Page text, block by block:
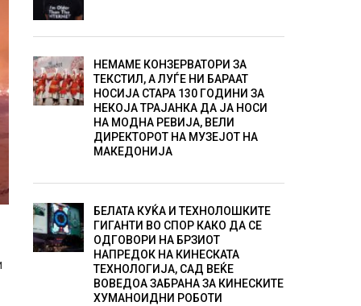
НЕМАМЕ КОНЗЕРВАТОРИ ЗА
ТЕКСТИЛ, А ЛУЃЕ НИ БАРААТ
НОСИЈА СТАРА 130 ГОДИНИ ЗА
НЕКОЈА ТРАЈАНКА ДА ЈА НОСИ
НА МОДНА РЕВИЈА, ВЕЛИ
ДИРЕКТОРОТ НА МУЗЕЈОТ НА
МАКЕДОНИЈА
БЕЛАТА КУЌА И ТЕХНОЛОШКИТЕ
ГИГАНТИ ВО СПОР КАКО ДА СЕ
ОДГОВОРИ НА БРЗИОТ
НАПРЕДОК НА КИНЕСКАТА
ТЕХНОЛОГИЈА, САД ВЕЌЕ
ВОВЕДОА ЗАБРАНА ЗА КИНЕСКИТЕ
ХУМАНОИДНИ РОБОТИ